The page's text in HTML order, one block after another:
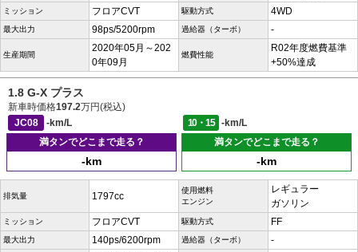
ミッション フロアCVT 駆動方式 4WD
最大出力 98ps/5200rpm 過給器（ターボ） -
生産期間
2020年05月～202
0年09月
燃費性能
R02年度燃費基準
+50%達成
1.8 G-X プラス
新車時価格197.2万円(税込)
JC08
-km/L 10・15
-km/L
満タンでどこまで走る？
-km
満タンでどこまで走る？
-km
排気量 1797cc
使用燃料
エンジン
レギュラー
ガソリン
ミッション フロアCVT 駆動方式 FF
最大出力 140ps/6200rpm 過給器（ターボ） -